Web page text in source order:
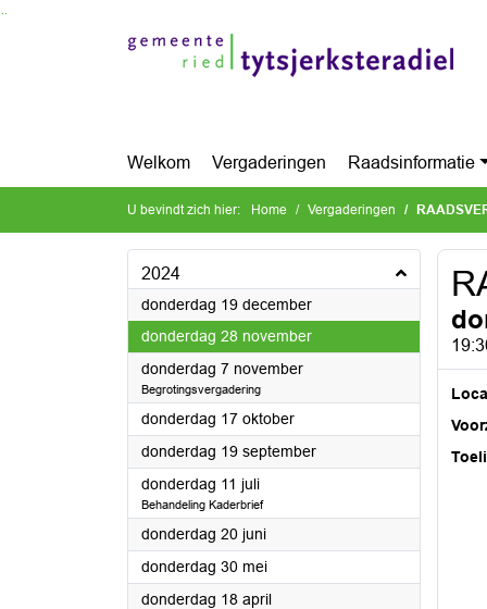
Welkom Vergaderingen Raadsinformatie
U bevindt zich hier: Home Vergaderingen
2024
donderdag 19 december2024
donderdag 28 november2024
donderdag 7 november2024
Begrotingsvergadering
donderdag 17 oktober2024
donderdag 19 september2024
donderdag 11 juli2024
Behandeling Kaderbrief
donderdag 20 juni2024
donderdag 30 mei2024
donderdag 18 april2024